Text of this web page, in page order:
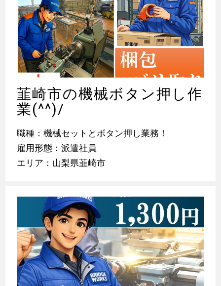
韮崎市の機械ボタン押し作
業(^^)/
職種：機械セットとボタン押し業務！
雇用形態：派遣社員
エリア：山梨県韮崎市